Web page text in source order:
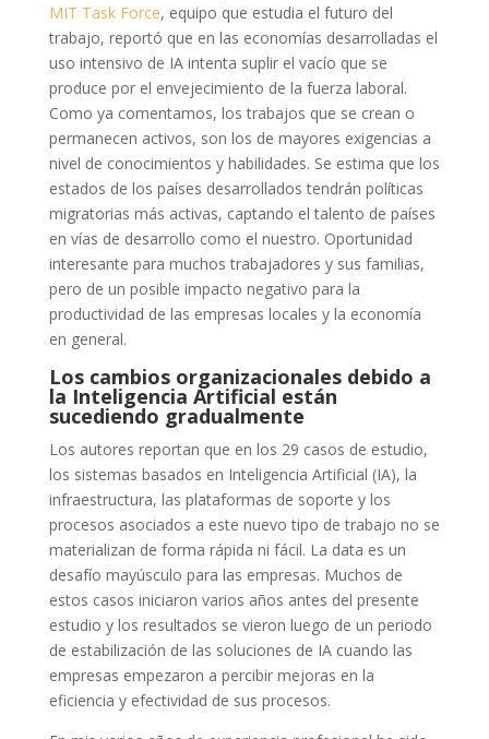
MIT Task Force, equipo que estudia el futuro del
trabajo, reportó que en las economías desarrolladas el
uso intensivo de IA intenta suplir el vacío que se
produce por el envejecimiento de la fuerza laboral.
Como ya comentamos, los trabajos que se crean o
permanecen activos, son los de mayores exigencias a
nivel de conocimientos y habilidades. Se estima que los
estados de los países desarrollados tendrán políticas
migratorias más activas, captando el talento de países
en vías de desarrollo como el nuestro. Oportunidad
interesante para muchos trabajadores y sus familias,
pero de un posible impacto negativo para la
productividad de las empresas locales y la economía
en general.
Los cambios organizacionales debido a
la Inteligencia Artificial están
sucediendo gradualmente
Los autores reportan que en los 29 casos de estudio,
los sistemas basados en Inteligencia Artificial (IA), la
infraestructura, las plataformas de soporte y los
procesos asociados a este nuevo tipo de trabajo no se
materializan de forma rápida ni fácil. La data es un
desafío mayúsculo para las empresas. Muchos de
estos casos iniciaron varios años antes del presente
estudio y los resultados se vieron luego de un periodo
de estabilización de las soluciones de IA cuando las
empresas empezaron a percibir mejoras en la
eficiencia y efectividad de sus procesos.